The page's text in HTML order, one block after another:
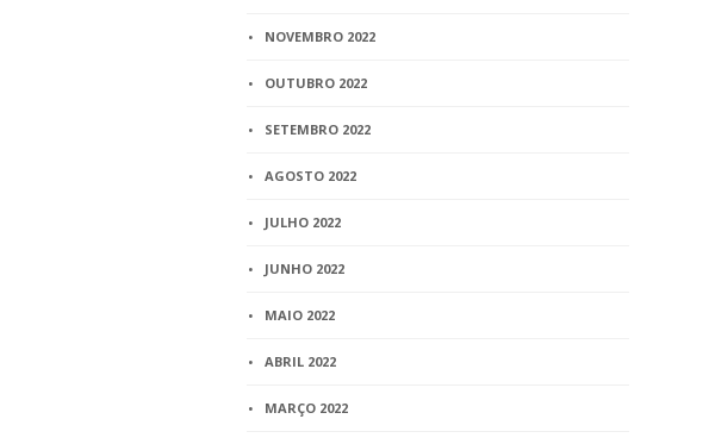
NOVEMBRO 2022
OUTUBRO 2022
SETEMBRO 2022
AGOSTO 2022
JULHO 2022
JUNHO 2022
MAIO 2022
ABRIL 2022
MARÇO 2022